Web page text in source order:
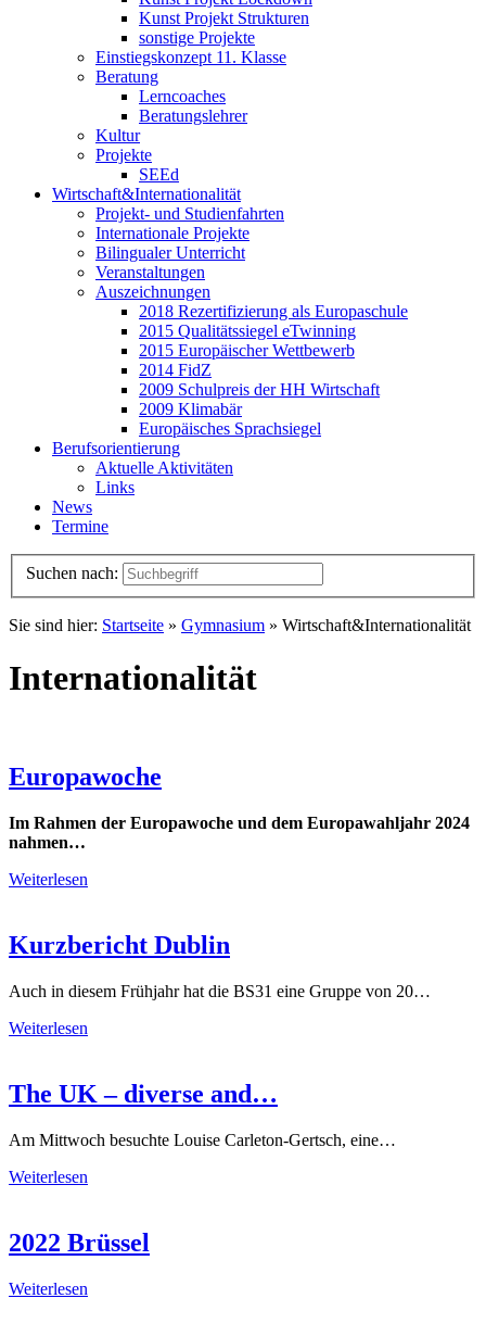
Kunst Projekt Strukturen
sonstige Projekte
Einstiegskonzept 11. Klasse
Beratung
Lerncoaches
Beratungslehrer
Kultur
Projekte
SEEd
Wirtschaft&Internationalität
Projekt- und Studienfahrten
Internationale Projekte
Bilingualer Unterricht
Veranstaltungen
Auszeichnungen
2018 Rezertifizierung als Europaschule
2015 Qualitätssiegel eTwinning
2015 Europäischer Wettbewerb
2014 FidZ
2009 Schulpreis der HH Wirtschaft
2009 Klimabär
Europäisches Sprachsiegel
Berufsorientierung
Aktuelle Aktivitäten
Links
News
Termine
Suchen nach:
Sie sind hier: Startseite » Gymnasium » Wirtschaft&Internationalität
Internationalität
Europawoche
Im Rahmen der Europawoche und dem Europawahljahr 2024
nahmen…
Weiterlesen
Kurzbericht Dublin
Auch in diesem Frühjahr hat die BS31 eine Gruppe von 20…
Weiterlesen
The UK – diverse and…
Am Mittwoch besuchte Louise Carleton-Gertsch, eine…
Weiterlesen
2022 Brüssel
Weiterlesen